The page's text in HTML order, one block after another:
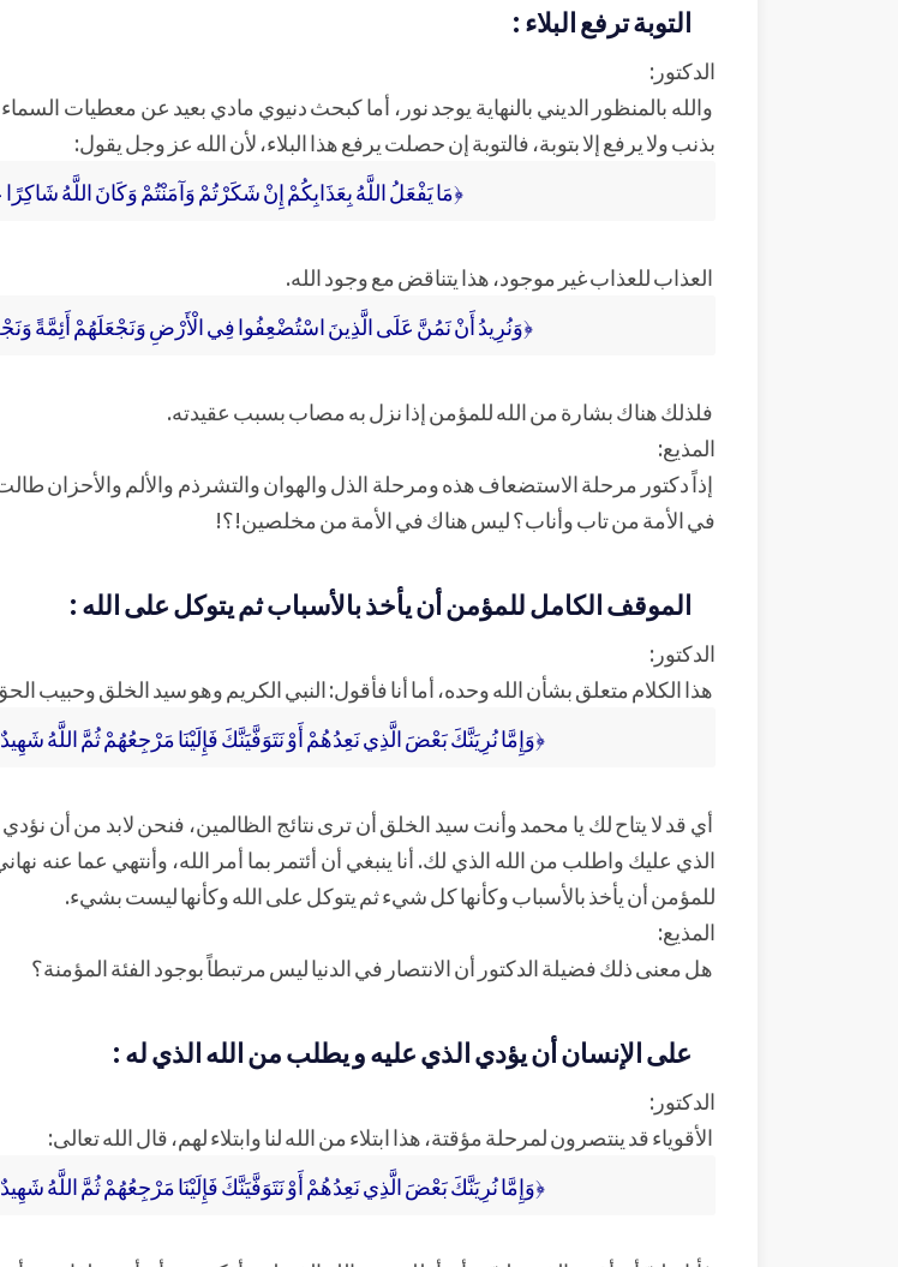
التوبة ترفع البلاء :
الدكتور:
والله بالمنظور الديني بالنهاية يوجد نور، أما كبحث دنيوي مادي بعيد عن معطيات السماء
بذنب ولا يرفع إلا بتوبة، فالتوبة إن حصلت يرفع هذا البلاء، لأن الله عز وجل يقول:
﴿مَا يَفْعَلُ اللَّهُ بِعَذَابِكُمْ إِنْ شَكَرْتُمْ وَآمَنْتُمْ وَكَانَ اللَّهُ شَاكِرًا
العذاب للعذاب غير موجود، هذا يتناقض مع وجود الله.
﴿وَنُرِيدُ أَنْ نَمُنَّ عَلَى الَّذِينَ اسْتُضْعِفُوا فِي الْأَرْضِ وَنَجْعَلَهُمْ أَئِمَّةً
فلذلك هناك بشارة من الله للمؤمن إذا نزل به مصاب بسبب عقيدته.
المذيع:
إذاً دكتور مرحلة الاستضعاف هذه ومرحلة الذل والهوان والتشرذم والألم والأحزان
في الأمة من تاب وأناب؟ ليس هناك في الأمة من مخلصين!؟!
الموقف الكامل للمؤمن أن يأخذ بالأسباب ثم يتوكل على الله :
الدكتور:
هذا الكلام متعلق بشأن الله وحده، أما أنا فأقول: النبي الكريم وهو سيد الخلق وحبيب
﴿وَإِمَّا نُرِيَنَّكَ بَعْضَ الَّذِي نَعِدُهُمْ أَوْ نَتَوَفَّيَنَّكَ فَإِلَيْنَا مَرْجِعُهُمْ ثُمَّ اللَّهُ
أي قد لا يتاح لك يا محمد وأنت سيد الخلق أن ترى نتائج الظالمين، فنحن لابد من أن نؤدي
الذي عليك واطلب من الله الذي لك. أنا ينبغي أن أئتمر بما أمر الله، وأنتهي عما عنه
للمؤمن أن يأخذ بالأسباب وكأنها كل شيء ثم يتوكل على الله وكأنها ليست بشيء.
المذيع:
هل معنى ذلك فضيلة الدكتور أن الانتصار في الدنيا ليس مرتبطاً بوجود الفئة المؤمنة؟
على الإنسان أن يؤدي الذي عليه و يطلب من الله الذي له :
الدكتور:
الأقوياء قد ينتصرون لمرحلة مؤقتة، هذا ابتلاء من الله لنا وابتلاء لهم، قال الله تعالى:
﴿وَإِمَّا نُرِيَنَّكَ بَعْضَ الَّذِي نَعِدُهُمْ أَوْ نَتَوَفَّيَنَّكَ فَإِلَيْنَا مَرْجِعُهُمْ ثُمَّ اللَّهُ